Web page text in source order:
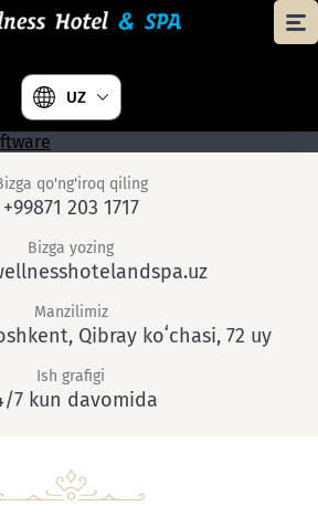
UZ
qo'ng'iroq qiling
+99871 203 1717
Bizga yozing
Manzilimiz
Qibray koʻchasi, 72 uy
Ish grafigi
7 kun davomida